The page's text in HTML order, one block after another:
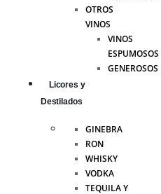
OTROS
VINOS
VINOS
ESPUMOSOS
GENEROSOS
Licores y
Destilados
GINEBRA
RON
WHISKY
VODKA
TEQUILA Y